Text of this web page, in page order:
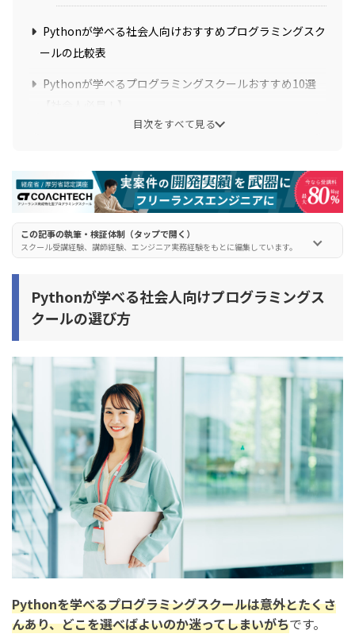
Pythonが学べる社会人向けおすすめプログラミングスク
ールの比較表
Pythonが学べるプログラミングスクールおすすめ10選
DMM 生成AI CAMP 学び放題
侍エンジニア(SAMURAI ENGINEER)
キカガク
忍者CODE
TechAcademy(テックアカデミー)
インターネットアカデミー
.Pro（ドットプロ）
デイトラ
Pythonが学べる社会人向けプログラミングスクールをお
得に利用する方法
1. 教育訓練給付金を利用する
2. リスキリング補助金を利用する
Pythonが学べる社会人向けプログラミングスクールの卒
業後の進路
2. フリーランス・独立・副業
目次をすべて見る
この記事の執筆・検証体制（タップで開く）
スクール受講経験、講師経験、エンジニア実務経験をもとに編集しています。
Pythonが学べる社会人向けプログラミングス
クールの選び方
Pythonを学べるプログラミングスクールは意外とたくさ
んあり、どこを選べばよいのか迷ってしまいがちです。